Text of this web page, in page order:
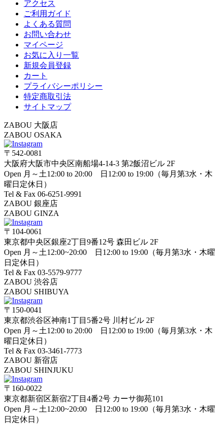
アクセス
ご利用ガイド
よくある質問
お問い合わせ
マイページ
お気に入り一覧
新規会員登録
カート
プライバシーポリシー
特定商取引法
サイトマップ
ZABOU 大阪店
ZABOU OSAKA
〒542-0081
大阪府大阪市中央区南船場4-14-3 第2飯沼ビル 2F
Open 月～土12:00 to 20:00 日12:00 to 19:00（毎月第3水・木
曜日定休日）
Tel & Fax 06-6251-9991
ZABOU 銀座店
ZABOU GINZA
〒104-0061
東京都中央区銀座2丁目9番12号 森田ビル 2F
Open 月～土12:00~20:00 日12:00 to 19:00（毎月第3水・木曜
日定休日）
Tel & Fax 03-5579-9777
ZABOU 渋谷店
ZABOU SHIBUYA
〒150-0041
東京都渋谷区神南1丁目5番2号 川村ビル 2F
Open 月～土12:00 to 20:00 日12:00 to 19:00（毎月第3水・木
曜日定休日）
Tel & Fax 03-3461-7773
ZABOU 新宿店
ZABOU SHINJUKU
〒160-0022
東京都新宿区新宿2丁目4番2号 カーサ御苑101
Open 月～土12:00~20:00 日12:00 to 19:00（毎月第3水・木曜
日定休日）